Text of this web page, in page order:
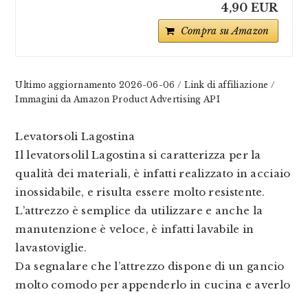
4,90 EUR
Compra su Amazon
Ultimo aggiornamento 2026-06-06 / Link di affiliazione /
Immagini da Amazon Product Advertising API
Levatorsoli Lagostina
Il levatorsolil Lagostina si caratterizza per la
qualità dei materiali, è infatti realizzato in acciaio
inossidabile, e risulta essere molto resistente.
L’attrezzo è semplice da utilizzare e anche la
manutenzione è veloce, è infatti lavabile in
lavastoviglie.
Da segnalare che l’attrezzo dispone di un gancio
molto comodo per appenderlo in cucina e averlo